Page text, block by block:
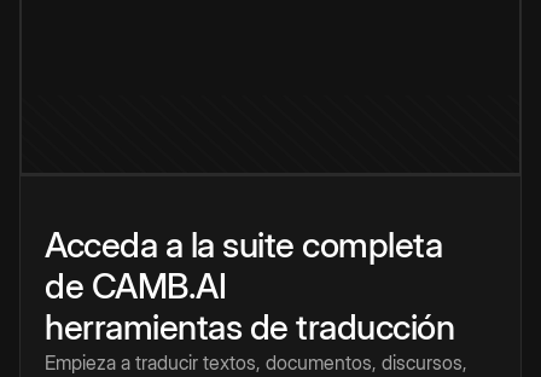
Acceda a la suite completa
de CAMB.AI
herramientas de traducción
Empieza a traducir textos, documentos, discursos,